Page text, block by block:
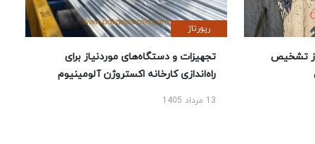
تشخیص
رپورتاژ
تجهیزات و دستگاه‌های موردنیاز برای
راه‌اندازی کارخانه اکستروژن آلومینیوم
13 مرداد 1405